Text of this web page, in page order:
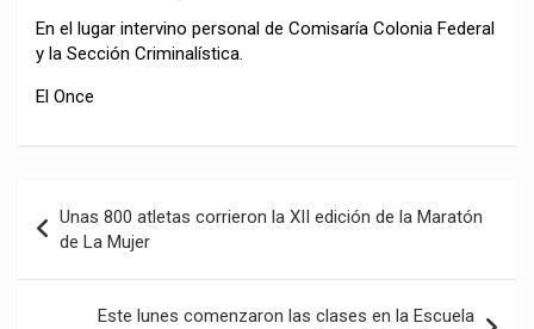
En el lugar intervino personal de Comisaría Colonia Federal
y la Sección Criminalística.
El Once
de
entradas
Unas 800 atletas corrieron la XII edición de la Maratón
de La Mujer
Este lunes comenzaron las clases en la Escuela